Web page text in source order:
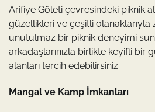
Arifiye Göleti çevresindeki piknik
güzellikleri ve çeşitli olanaklarıyla
unutulmaz bir piknik deneyimi
arkadaşlarınızla birlikte keyifli bir
alanları tercih edebilirsiniz.
Mangal ve Kamp İmkanları